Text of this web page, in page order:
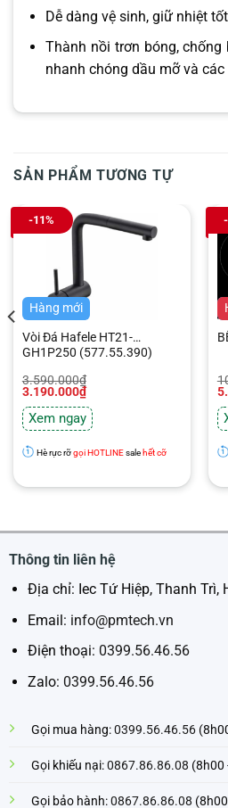
Dễ dàng vệ sinh, giữ nhiệt tốt
Thành nồi trơn bóng,
nhanh chóng dầu mỡ và
SẢN PHẨM TƯƠNG TỰ
-11%
Hàng mới
Vòi Đá Hafele HT21-
GH1P250 (577.55.390)
3.590.000₫
Giá
gốc
3.590.000₫.
3.190.000₫
Giá
hiện
là:
3.190.000₫.
Xem ngay
Hè rực rỡgọi HOTLINEsale hết cỡ
là:
Thông tin liên hệ
Địa chỉ: Iec Tứ Hiệp, Thanh Trì,
Email: info@pmtech.vn
Điện thoại: 0399.56.46.56
Zalo: 0399.56.46.56
Gọi mua hàng:0399.56.46.56
Gọi khiếu nại:0867.86.86.08 (8h00
Gọi bảo hành:0867.86.86.08